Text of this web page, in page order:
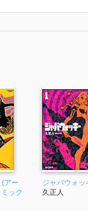
(アー
ック
ジャバウォッ
久正人